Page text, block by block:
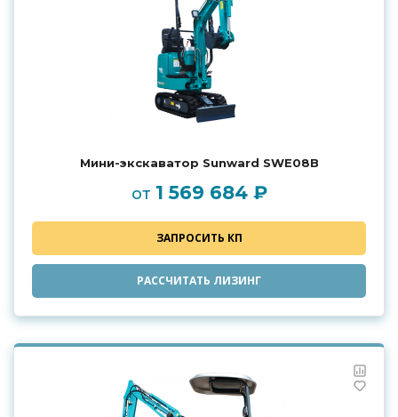
Мини-экскаватор Sunward SWE08B
от 1 569 684 ₽
ЗАПРОСИТЬ КП
РАССЧИТАТЬ ЛИЗИНГ